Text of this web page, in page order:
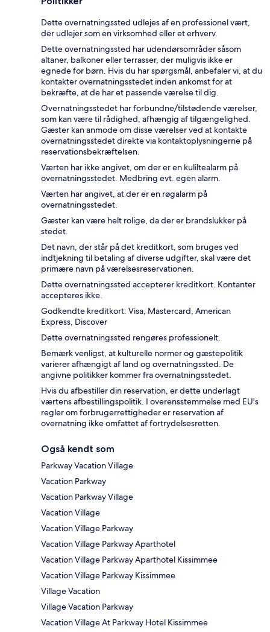
Dette overnatningssted udlejes af en professionel vært,
der udlejer som en virksomhed eller et erhverv.
Dette overnatningssted har udendørsområder såsom
altaner, balkoner eller terrasser, der muligvis ikke er
egnede for børn. Hvis du har spørgsmål, anbefaler vi, at du
kontakter overnatningsstedet inden ankomst for at
bekræfte, at de har et passende værelse til dig.
Overnatningsstedet har forbundne/tilstødende værelser,
som kan være til rådighed, afhængig af tilgængelighed.
Gæster kan anmode om disse værelser ved at kontakte
overnatningsstedet direkte via kontaktoplysningerne på
reservationsbekræftelsen.
Værten har ikke angivet, om der er en kuliltealarm på
overnatningsstedet. Medbring evt. egen alarm.
Værten har angivet, at der er en røgalarm på
overnatningsstedet.
Gæster kan være helt rolige, da der er brandslukker på
stedet.
Det navn, der står på det kreditkort, som bruges ved
indtjekning til betaling af diverse udgifter, skal være det
primære navn på værelsesreservationen.
Dette overnatningssted accepterer kreditkort. Kontanter
accepteres ikke.
Godkendte kreditkort: Visa, Mastercard, American
Express, Discover
Dette overnatningssted rengøres professionelt.
Bemærk venligst, at kulturelle normer og gæstepolitik
varierer afhængigt af land og overnatningssted. De
angivne politikker kommer fra overnatningsstedet.
Hvis du afbestiller din reservation, er dette underlagt
værtens afbestillingspolitik. I overensstemmelse med EU's
regler om forbrugerrettigheder er reservation af
overnatning ikke omfattet af fortrydelsesretten.
Også kendt som
Parkway Vacation Village
Vacation Parkway
Vacation Parkway Village
Vacation Village
Vacation Village Parkway
Vacation Village Parkway Aparthotel
Vacation Village Parkway Aparthotel Kissimmee
Vacation Village Parkway Kissimmee
Village Vacation
Village Vacation Parkway
Vacation Village At Parkway Hotel Kissimmee